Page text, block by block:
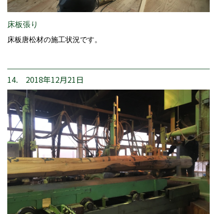
床板張り
床板唐松材の施工状況です。
14. 2018年12月21日